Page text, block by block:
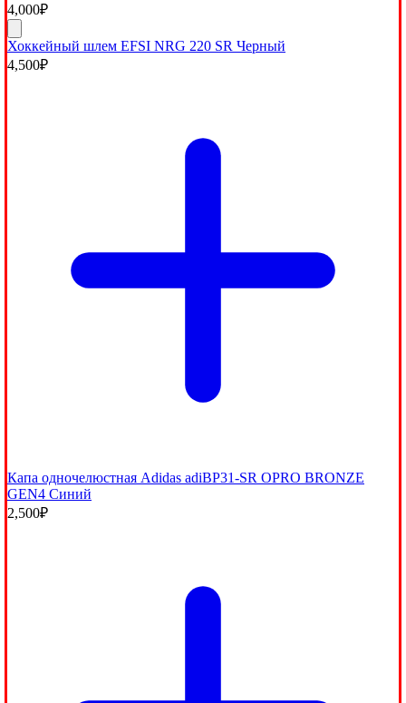
4,000₽
Хоккейный шлем EFSI NRG 220 SR Черный
4,500₽
Капа одночелюстная Adidas adiBP31-SR OPRO BRONZE
GEN4 Синий
2,500₽